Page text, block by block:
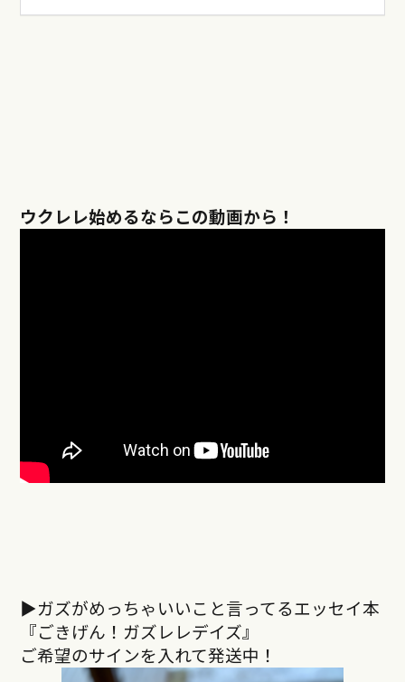
ウクレレ始めるならこの動画から！
▶︎ガズがめっちゃいいこと言ってるエッセイ本
『ごきげん！ガズレレデイズ』
ご希望のサインを入れて発送中！